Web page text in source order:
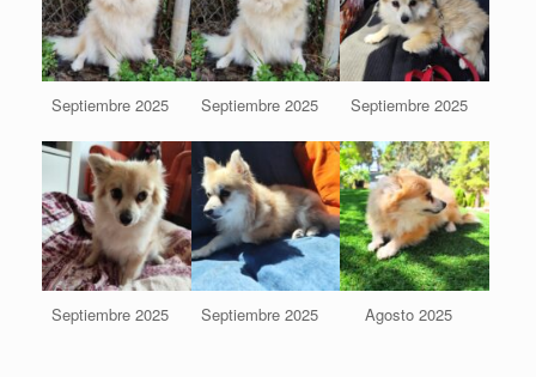
Septiembre 2025 Septiembre 2025 Septiembre 2025
Septiembre 2025 Septiembre 2025 Agosto 2025